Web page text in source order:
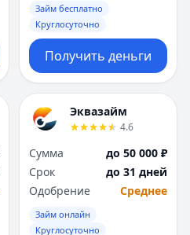
Займ бесплатно
Круглосуточно
Получить деньги
Эквазайм
4.6
Сумма
до 50 000 ₽
Срок
до 31 дней
Одобрение
Среднее
Займ онлайн
Круглосуточно